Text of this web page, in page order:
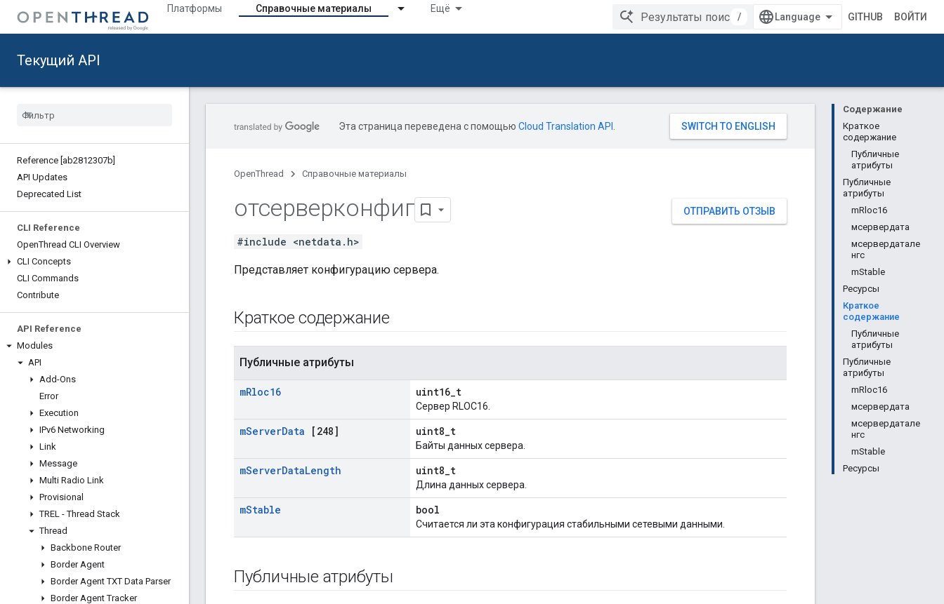
Платформы Справочные материалы Ещё
/ GITHUB ВОЙТИ
Текущий API
Reference [ab2812307b]
API Updates
Deprecated List
CLI Reference
OpenThread CLI Overview
CLI Concepts
CLI Commands
Contribute
API Reference
Modules
API
Add-Ons
Error
Execution
IPv6 Networking
Link
Message
Multi Radio Link
Provisional
TREL - Thread Stack
Thread
Backbone Router
Border Agent
Border Agent TXT Data Parser
Border Agent Tracker
Содержание
Краткое
содержание
Публичные
атрибуты
Публичные
атрибуты
mRloc16
мсервердата
мсервердатале
нгс
mStable
Ресурсы
Краткое
содержание
Публичные
атрибуты
Публичные
атрибуты
mRloc16
мсервердата
мсервердатале
нгс
mStable
Ресурсы
Эта страница переведена с помощью Cloud Translation API
OpenThread Справочные материалы
ОТПРАВИТЬ ОТЗЫВ
отсерверконфиг
#include <netdata.h>
Представляет конфигурацию сервера.
Краткое содержание
Публичные атрибуты
mRloc16 uint16_t
Сервер RLOC16.
mServerData [248] uint8_t
Байты данных сервера.
mServerDataLength uint8_t
Длина данных сервера.
mStable bool
Считается ли эта конфигурация стабильными сетевыми данными.
Публичные атрибуты